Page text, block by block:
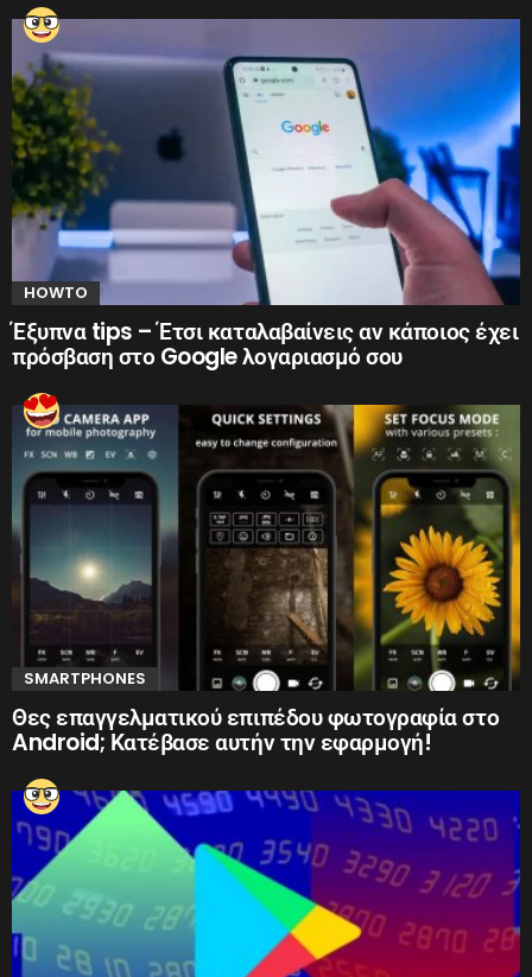
HOWTO
Έξυπνα tips – Έτσι καταλαβαίνεις αν κάποιος έχει
πρόσβαση στο Google λογαριασμό σου
SMARTPHONES
Θες επαγγελματικού επιπέδου φωτογραφία στο
Android; Κατέβασε αυτήν την εφαρμογή!